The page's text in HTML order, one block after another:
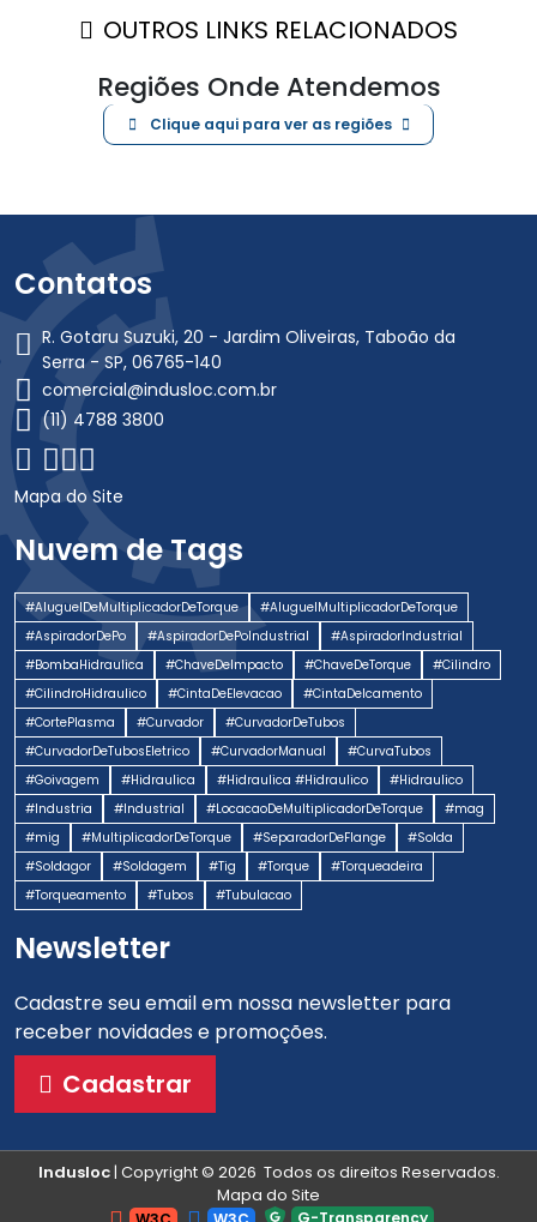
OUTROS LINKS RELACIONADOS
Regiões Onde Atendemos
Clique aqui para ver as regiões
Contatos
R. Gotaru Suzuki, 20 - Jardim Oliveiras, Taboão da
Serra - SP, 06765-140
comercial@indusloc.com.br
(11) 4788 3800
Mapa do Site
Nuvem de Tags
#AluguelDeMultiplicadorDeTorque
#AluguelMultiplicadorDeTorque
#AspiradorDePo
#AspiradorDePoIndustrial
#AspiradorIndustrial
#BombaHidraulica
#ChaveDeImpacto #ChaveDeTorque
#Cilindro
#CilindroHidraulico
#CintaDeElevacao
#CintaDeIcamento
#CortePlasma
#Curvador
#CurvadorDeTubos
#CurvadorDeTubosEletrico
#CurvadorManual
#CurvaTubos
#Goivagem
#Hidraulica #Hidraulica #Hidraulico
#Hidraulico
#Industria
#Industrial #LocacaoDeMultiplicadorDeTorque
#mag
#mig
#MultiplicadorDeTorque #SeparadorDeFlange
#Solda
#Soldagor
#Soldagem #Tig #Torque
#Torqueadeira
#Torqueamento
#Tubos #Tubulacao
Newsletter
Cadastre seu email em nossa newsletter para
receber novidades e promoções.
Cadastrar
Indusloc| Copyright © 2026 Todos os direitos Reservados.
Mapa do Site